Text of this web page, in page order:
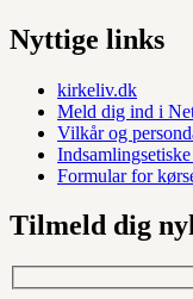
Nyttige links
kirkeliv.dk
Meld dig ind i
Vilkår og
Formular for
Tilmeld dig